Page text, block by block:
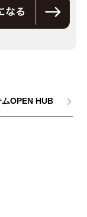
OPEN HUB